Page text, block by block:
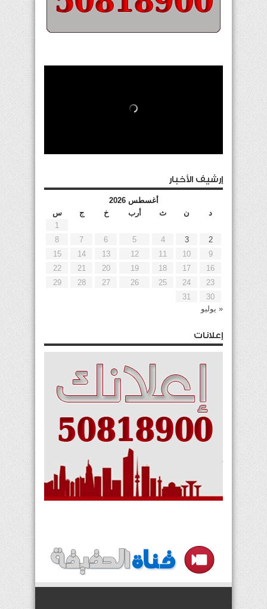
إرشيف الأخبار
أغسطس 2026
د
ن ث أرب خ ج
س
1
2
3
4
5
6
7
8
9
10
11
12
13
14
15
16
17
18
19
20
21
22
23
24
25
26
27
28
29
30
31
« يوليو
إعلانات